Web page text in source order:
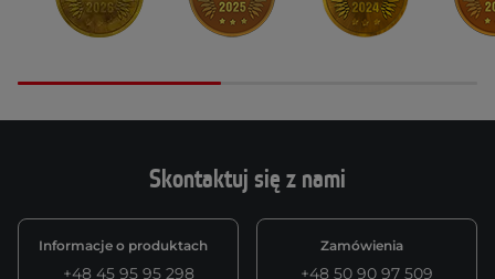
Skontaktuj się z nami
Informacje o produktach
+48 45 95 95 298
Zamówienia
+48 50 90 97 509